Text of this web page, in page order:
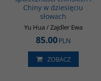
Chiny w dziesięciu
słowach
Yu Hua / Zajdler Ewa
85.00PLN
ZOBACZ